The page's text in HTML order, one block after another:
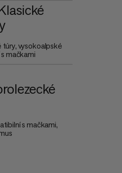
vysokoalpské
mačkami
s mačkami,